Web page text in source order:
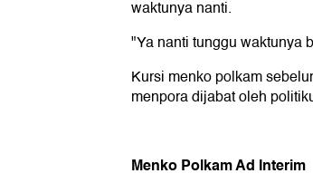
waktunya nanti.
"Ya nanti tunggu waktunya
Kursi menko polkam
menpora dijabat oleh
Menko Polkam Ad Interim